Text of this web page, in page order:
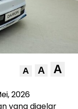
A A A
2026
yang digelar